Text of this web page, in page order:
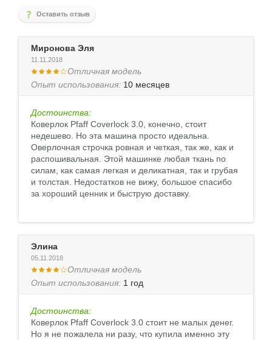
Оставить отзыв
Миронова Эля
11.11.2018
Отличная модель
Опыт использования: 10 месяцев
Достоинства:
Коверлок Pfaff Coverlock 3.0, конечно, стоит
недешево. Но эта машина просто идеальна.
Оверлочная строчка ровная и четкая, так же, как и
распошивальная. Этой машинке любая ткань по
силам, как самая легкая и деликатная, так и грубая
и толстая. Недостатков не вижу, большое спасибо
за хороший ценник и быструю доставку.
Элина
05.11.2018
Отличная модель
Опыт использования: 1 год
Достоинства:
Коверлок Pfaff Coverlock 3.0 стоит не малых денег.
Но я не пожалела ни разу, что купила именно эту